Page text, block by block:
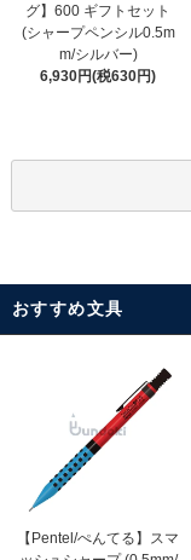
グ】600 ギフトセット
(シャープペンシル0.5m
m/シルバー)
6,930円(税630円)
おすすめ文具
【Pentel/ぺんてる】スマ